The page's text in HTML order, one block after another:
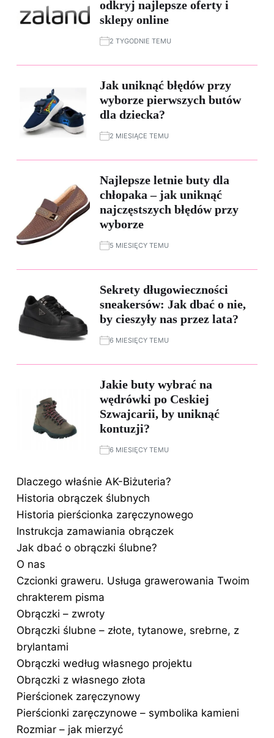
odkryj najlepsze oferty i
sklepy online
2 TYGODNIE TEMU
Jak uniknąć błędów przy
wyborze pierwszych butów
dla dziecka?
2 MIESIĄCE TEMU
Najlepsze letnie buty dla
chłopaka – jak uniknąć
najczęstszych błędów przy
wyborze
5 MIESIĘCY TEMU
Sekrety długowieczności
sneakersów: Jak dbać o nie,
by cieszyły nas przez lata?
6 MIESIĘCY TEMU
Jakie buty wybrać na
wędrówki po Ceskiej
Szwajcarii, by uniknąć
kontuzji?
6 MIESIĘCY TEMU
Dlaczego właśnie AK-Biżuteria?
Historia obrączek ślubnych
Historia pierścionka zaręczynowego
Instrukcja zamawiania obrączek
Jak dbać o obrączki ślubne?
O nas
Czcionki graweru. Usługa grawerowania Twoim
chrakterem pisma
Obrączki – zwroty
Obrączki ślubne – złote, tytanowe, srebrne, z
brylantami
Obrączki według własnego projektu
Obrączki z własnego złota
Pierścionek zaręczynowy
Pierścionki zaręczynowe – symbolika kamieni
Rozmiar – jak mierzyć